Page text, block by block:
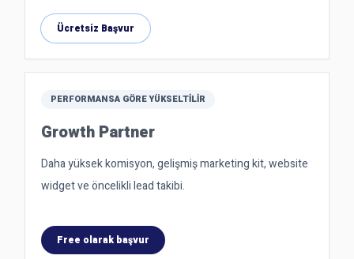
Ücretsiz Başvur
PERFORMANSA GÖRE YÜKSELTILIR
Growth Partner
Daha yüksek komisyon, gelişmiş marketing kit, website
widget ve öncelikli lead takibi.
Free olarak başvur